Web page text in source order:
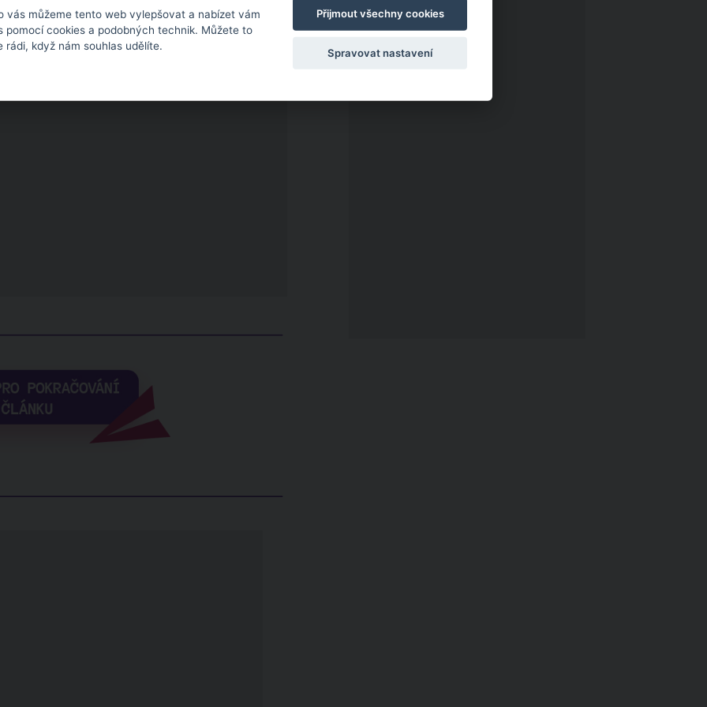
vás můžeme tento web vylepšovat a nabízet vám
pomocí cookies a podobných technik. Můžete to
rádi, když nám souhlas udělíte.
Přijmout všechny cookies
Spravovat nastavení